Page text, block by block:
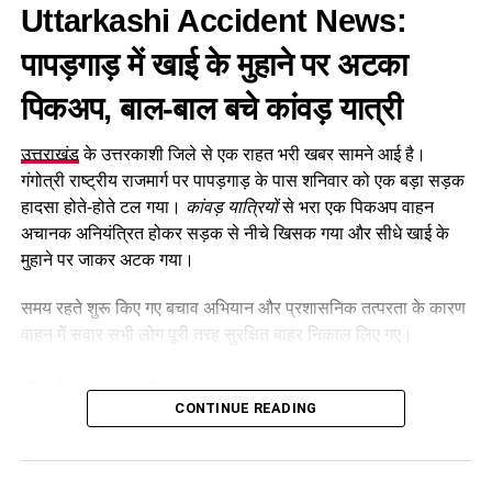
सामान चोरी कर फरार हो गए। मामले में पीड़िता की शिकायत के आधार पर
4 अगस्त को रानीपुर थाने में मुकदमा दर्जकिया गया था।
CCTV फुटेज से पुलिस को मिला सुराग
घटना के खुलासे के लिए वरिष्ठ पुलिस अधीक्षक के निर्देश पर पुलिस और
सीआईयू की संयुक्त टीम गठित की गई। टीम ने घटनास्थल और उसके
आसपास लगेCCTV कैमरों की फुटेजखंगाली।
जांच के दौरान पुलिस को परमिट नंबर 2722 वाला एक संदिग्ध नीले रंग का
उसकी तलाश शुरू की।
Uttarkashi Accident News:
पापड़गाड़मेंखाई के मुहाने पर अटका
पिकअप, बाल-बाल बचे कांवड़ यात्री
उत्तराखंडके उत्तरकाशी जिले से एक राहत भरी खबर सामने आई है।
गंगोत्री राष्ट्रीय राजमार्ग पर पापड़गाड़ के पास शनिवार को एक बड़ा सड़क
हादसा होते-होते टल गया। कांवड़ यात्रियोंसे भरा एक पिकअप वाहन
अचानक अनियंत्रित होकर सड़क से नीचे खिसक गया और सीधे खाई के
मुहाने पर जाकर अटक गया।
समय रहते शुरू किए गए बचाव अभियान और प्रशासनिक तत्परता के कारण
वाहन में सवार सभी लोग पूरी तरह सुरक्षित बाहर निकाल लिए गए।
Table of Contents
CONTINUE READING